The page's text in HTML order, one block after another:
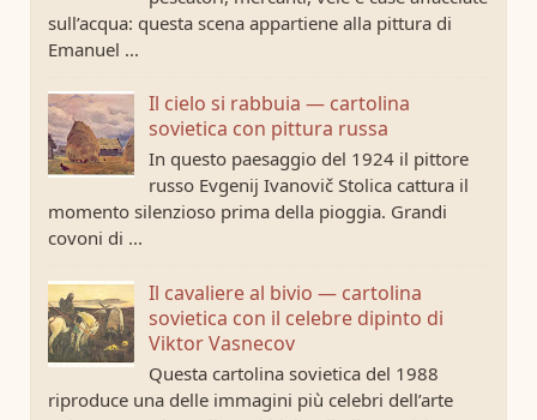
sull’acqua: questa scena appartiene alla pittura di
Emanuel ...
Il cielo si rabbuia — cartolina
sovietica con pittura russa
In questo paesaggio del 1924 il pittore
russo Evgenij Ivanovič Stolica cattura il
momento silenzioso prima della pioggia. Grandi
covoni di ...
Il cavaliere al bivio — cartolina
sovietica con il celebre dipinto di
Viktor Vasnecov
Questa cartolina sovietica del 1988
riproduce una delle immagini più celebri dell’arte